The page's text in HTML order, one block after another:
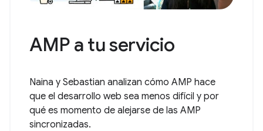
AMP a tu servicio
Naina y Sebastian analizan cómo AMP hace
que el desarrollo web sea menos difícil y por
qué es momento de alejarse de las AMP
sincronizadas.